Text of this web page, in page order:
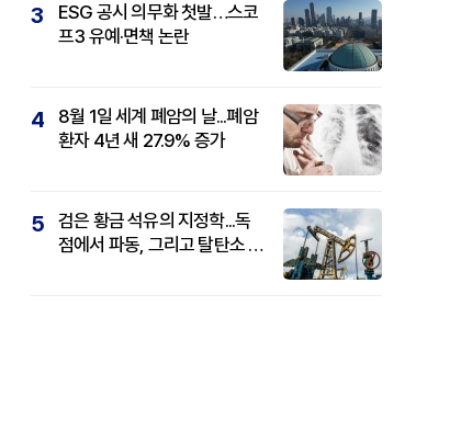
3
ESG 공시 의무화 첫발…스코
프3 유예·면책 논란
4
8월 1일 세계 폐암의 날...폐암
환자 4년 새 27.9% 증가
5
검은 황금 석유의 지정학...독
점에서 파동, 그리고 탈탄소 패